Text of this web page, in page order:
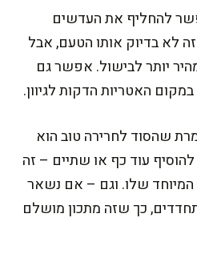
להחליף את העדשים
לא בדיוק אותו הטעם, אבל
יותר לבישול. אפשר גם
האטריות הדקות לגיוון.
שהסוד לחרירה טוב הוא
עוד כף או שתיים – זה
שלו. וגם – אם נשאר
כך שזה מתכון מושלם